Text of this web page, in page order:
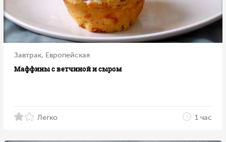
Завтрак, Европейская
Маффины с ветчиной и сыром
Легко 1 час